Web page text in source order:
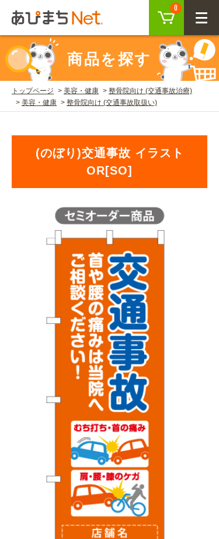
0
CLOSE
ログイン
会員登録
商品を探す
SEARCH
KEYWORD
注目キーワード
韓国グルメ 駐車場
住まい・暮らし
美容・健康 地域・観光
イベント・季節 不動産・建築
カルチャー・教養
車・バイク関連 その他
OTHER ITEMS
USER GUIDE
ご利用ガイド トップ
取り扱い商品一覧
既製デザイン商品注文方法
オリジナルオーダー注文方法
お届け納期と配送方法
初めての方へ
BEGINNER'S GUIDE
初めての方へ トップ
商品について
オリジナルオーダー制作事例
商品を探す
トップページ 美容・健康
整骨院向け (交通事故治療)
美容・健康
整骨院向け (交通事故取扱い)
(のぼり)交通事故 イラスト
OR[SO]